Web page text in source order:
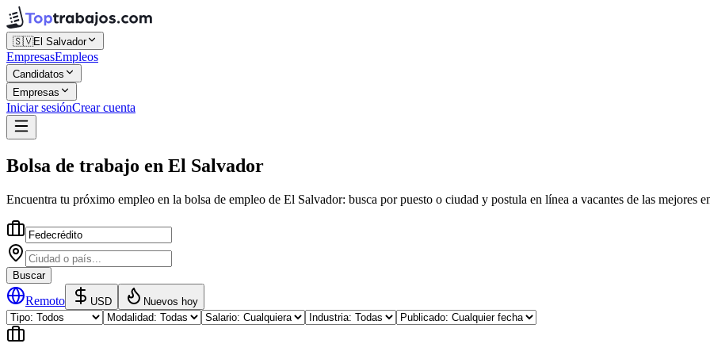
🇸🇻El Salvador
EmpresasEmpleos
Candidatos
Empresas
Iniciar sesiónCrear cuenta
Bolsa de trabajo en El Salvador
Encuentra tu próximo empleo en la bolsa de empleo de El Salvador: busca por puesto o ciudad y postula en línea a vacantes de las mejores
Buscar
Remoto USD Nuevos hoy